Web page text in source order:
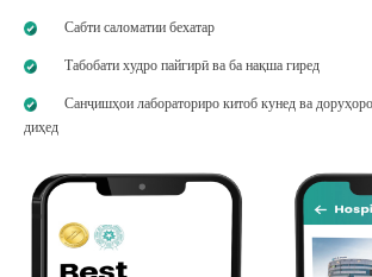
Сабти саломатии бехатар
Табобати худро пайгирӣ ва ба нақша гиред
Санҷишҳои лабораториро китоб кунед ва
диҳед